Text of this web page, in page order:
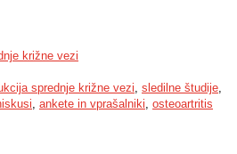
križne vezi
sprednje križne vezi, sledilne študije,
, ankete in vprašalniki, osteoartritis